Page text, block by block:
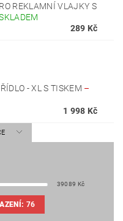
REKLAMNÍ VLAJKY S
289 Kč
- XL S TISKEM –
1 998 Kč
39089 Kč
76